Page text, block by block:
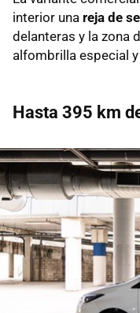
interior una reja de
delanteras y la zona
alfombrilla especial
Hasta 395 km